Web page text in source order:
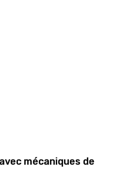
mécaniques de